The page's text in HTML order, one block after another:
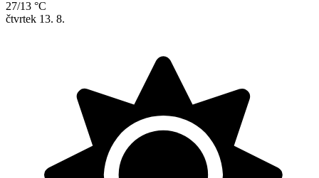
27/13 °C
čtvrtek 13. 8.